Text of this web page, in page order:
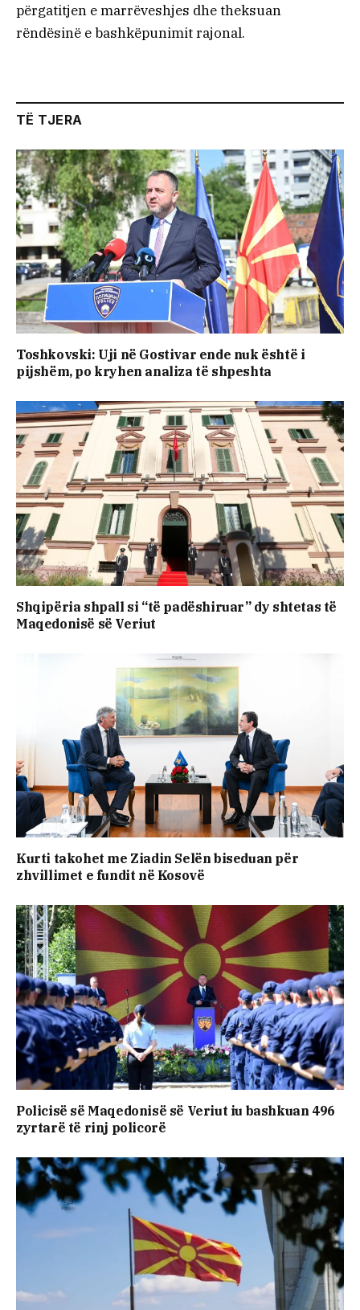
përgatitjen e marrëveshjes dhe theksuan
rëndësinë e bashkëpunimit rajonal.
TË TJERA
Toshkovski: Uji në Gostivar ende nuk është i
pijshëm, po kryhen analiza të shpeshta
Shqipëria shpall si “të padëshiruar” dy shtetas të
Maqedonisë së Veriut
Kurti takohet me Ziadin Selën biseduan për
zhvillimet e fundit në Kosovë
Policisë së Maqedonisë së Veriut iu bashkuan 496
zyrtarë të rinj policorë